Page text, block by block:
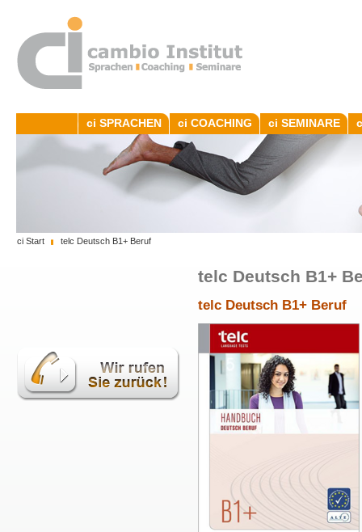
telc Deutsch B1+
telc Deutsch B1+ Beruf
ci SPRACHEN ci COACHING ci SEMINARE
ci Start telc Deutsch B1+ Beruf